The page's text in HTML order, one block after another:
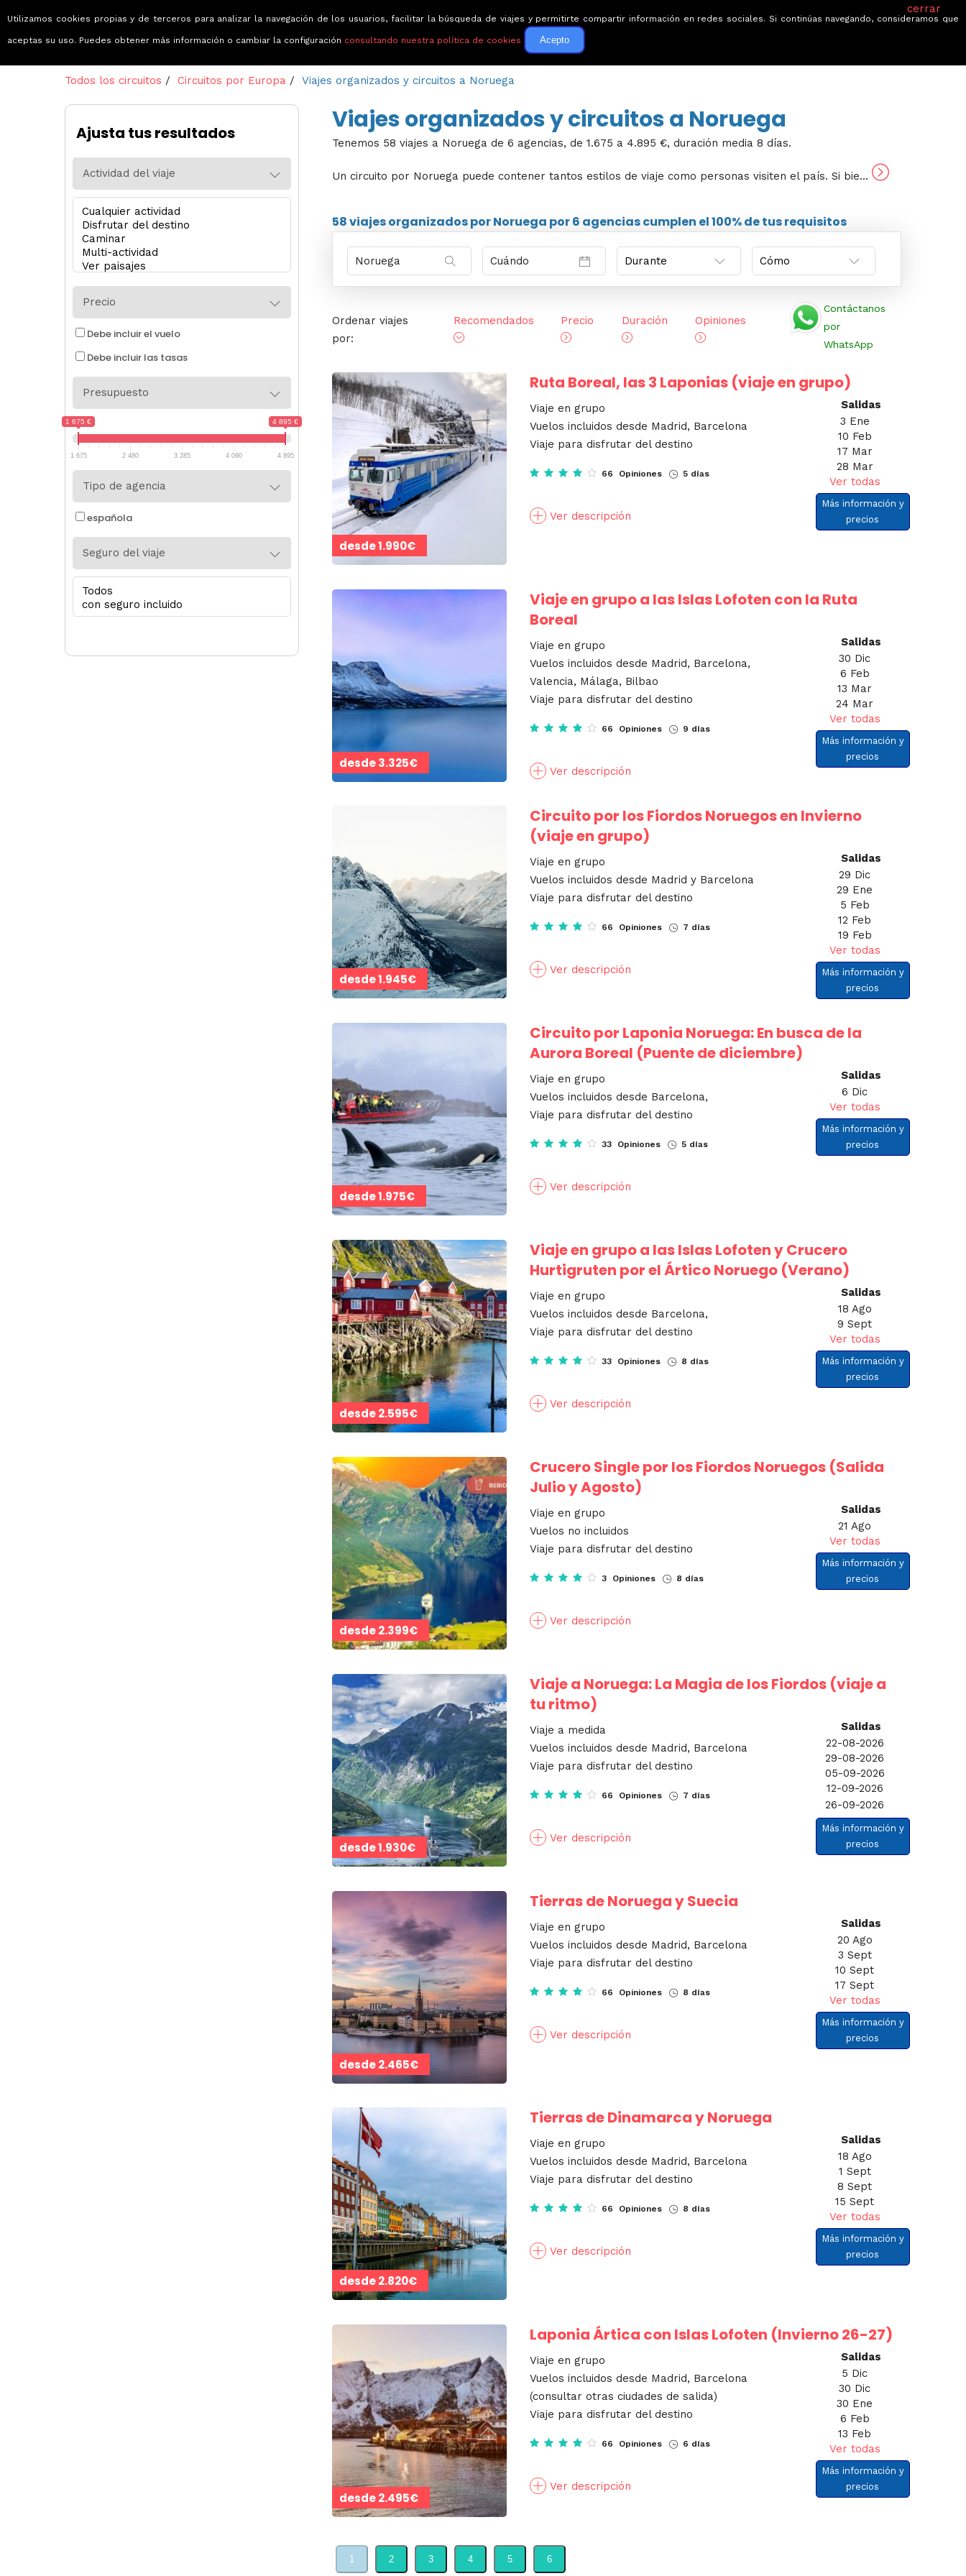
Viajes que emocionan
Circuitos Guías de viaje Ofertas Blog Quiénes somos
Todos los circuitos / Circuitos por Europa / Viajes organizados y circuitos a Noruega
Viajes organizados y circuitos a Noruega
Tenemos 58 viajes a Noruega de 6 agencias, de 1.675 a 4.895 €, duración media 8 días.
Un circuito por Noruega puede contener tantos estilos de viaje como personas visiten el país. Si bie...
58 viajesorganizados por Noruega por6 agenciascumplen el 100% de tus requisitos
Ordenar viajes
por:
Recomendados Precio Duración Opiniones
Contáctanos
por
WhatsApp
desde1.990€
Ruta Boreal, las 3 Laponias (viaje en grupo)
Viaje en grupo
Vuelos incluidos desde Madrid, Barcelona
Viaje para disfrutar del destino
66 Opiniones 5 días
Ver descripción
Salidas
3 Ene
10 Feb
17 Mar
28 Mar
Ver todas
Más información y
precios
desde3.325€
Viaje en grupo a las Islas Lofoten con la Ruta
Boreal
Viaje en grupo
Vuelos incluidos desde Madrid, Barcelona,
Valencia, Málaga, Bilbao
Viaje para disfrutar del destino
66 Opiniones 9 días
Ver descripción
Salidas
30 Dic
6 Feb
13 Mar
24 Mar
Ver todas
Más información y
precios
desde1.945€
Circuito por los Fiordos Noruegos en Invierno
(viaje en grupo)
Viaje en grupo
Vuelos incluidos desde Madrid y Barcelona
Viaje para disfrutar del destino
66 Opiniones 7 días
Ver descripción
Salidas
29 Dic
29 Ene
5 Feb
12 Feb
19 Feb
Ver todas
Más información y
precios
desde1.975€
Circuito por Laponia Noruega: En busca de la
Aurora Boreal (Puente de diciembre)
Viaje en grupo
Vuelos incluidos desde Barcelona,
Viaje para disfrutar del destino
33 Opiniones 5 días
Ver descripción
Salidas
6 Dic
Ver todas
Más información y
precios
desde2.595€
Viaje en grupo a las Islas Lofoten y Crucero
Hurtigruten por el Ártico Noruego (Verano)
Viaje en grupo
Vuelos incluidos desde Barcelona,
Viaje para disfrutar del destino
33 Opiniones 8 días
Ver descripción
Salidas
18 Ago
9 Sept
Ver todas
Más información y
precios
desde2.399€
Crucero Single por los Fiordos Noruegos (Salida
Julio y Agosto)
Viaje en grupo
Vuelos no incluidos
Viaje para disfrutar del destino
3 Opiniones 8 días
Ver descripción
Salidas
21 Ago
Ver todas
Más información y
precios
desde1.930€
Viaje a Noruega: La Magia de los Fiordos (viaje a
tu ritmo)
Viaje a medida
Vuelos incluidos desde Madrid, Barcelona
Viaje para disfrutar del destino
66 Opiniones 7 días
Ver descripción
Salidas
22-08-2026
29-08-2026
05-09-2026
12-09-2026
26-09-2026
Más información y
precios
desde2.465€
Tierras de Noruega y Suecia
Viaje en grupo
Vuelos incluidos desde Madrid, Barcelona
Viaje para disfrutar del destino
66 Opiniones 8 días
Ver descripción
Salidas
20 Ago
3 Sept
10 Sept
17 Sept
Ver todas
Más información y
precios
desde2.820€
Tierras de Dinamarca y Noruega
Viaje en grupo
Vuelos incluidos desde Madrid, Barcelona
Viaje para disfrutar del destino
66 Opiniones 8 días
Ver descripción
Salidas
18 Ago
1 Sept
8 Sept
15 Sept
Ver todas
Más información y
precios
desde2.495€
Laponia Ártica con Islas Lofoten (Invierno 26-27)
Viaje en grupo
Vuelos incluidos desde Madrid, Barcelona
(consultar otras ciudades de salida)
Viaje para disfrutar del destino
66 Opiniones 6 días
Ver descripción
Salidas
5 Dic
30 Dic
30 Ene
6 Feb
13 Feb
Ver todas
Más información y
precios
1 2 3 4 5 6
Ajusta tus resultados
Actividad del viaje
Precio
Debe incluir el vuelo
Debe incluir las tasas
Presupuesto
1 675 € 4 895 €
1 675 2 480 3 285 4 090 4 895
Tipo de agencia
española
Seguro del viaje
cerrar
Utilizamos cookies propias y de terceros para analizar la navegación de los usuarios, facilitar la búsqueda de viajes y permitirte compartir información en redes sociales. Si continúas navegando, consideramos que
aceptas su uso. Puedes obtener más información o cambiar la configuración consultando nuestra política de cookies Acepto